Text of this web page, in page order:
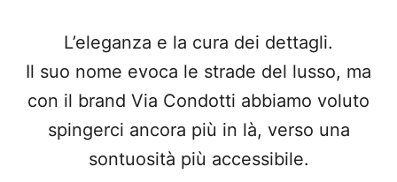
L’eleganza e la cura dei dettagli.
Il suo nome evoca le strade del lusso, ma
con il brand Via Condotti abbiamo voluto
spingerci ancora più in là, verso una
sontuosità più accessibile.